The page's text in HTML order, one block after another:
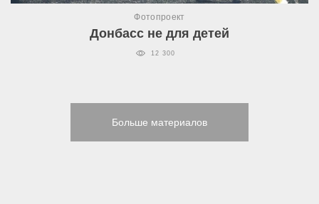
Фотопроект
Донбасс не для детей
12 300
Больше материалов